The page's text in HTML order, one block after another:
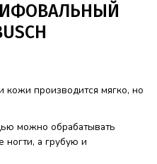
кожи производится мягко, но
можно обрабатывать
ногти, а грубую и